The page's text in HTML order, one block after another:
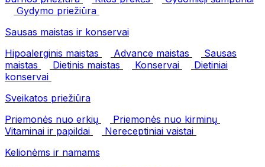
Gydymo priežiūra
Sausas maistas ir konservai
Hipoalerginis maistas
Advance maistas
Sausas
maistas
Dietinis maistas Konservai
Dietiniai
konservai
Sveikatos priežiūra
Priemonės nuo erkių
Priemonės nuo kirminų
Vitaminai ir papildai
Nereceptiniai vaistai
Kelionėms ir namams